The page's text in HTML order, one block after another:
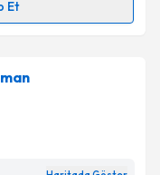
Et
talebi oluşturun.
için bir takvim